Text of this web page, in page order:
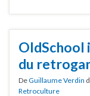
OldSchool
du
DeGuillaume Verdin
Retroculture